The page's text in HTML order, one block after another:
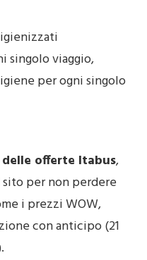
singolo viaggio,
per ogni singolo
offerte Itabus,
per non perdere
i prezzi WOW,
con anticipo (21